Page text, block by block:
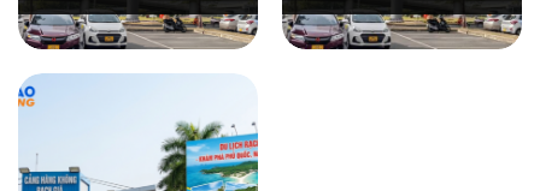
Pano quảng cáo tại sân bay Chu
Lai: Giới thiệu và báo giá chi tiết